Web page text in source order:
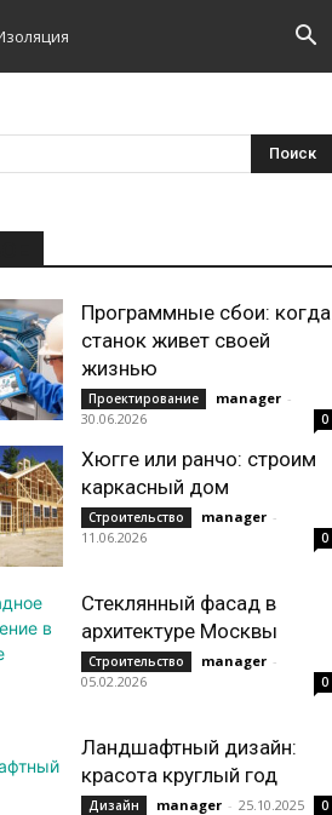
Программные сбои: когда
станок живет своей
жизнью
Проектирование manager -
30.06.2026
0
Хюгге или ранчо: строим
каркасный дом
Строительство manager -
11.06.2026
0
Стеклянный фасад в
архитектуре Москвы
Строительство manager -
05.02.2026
0
Ландшафтный дизайн:
красота круглый год
Дизайн manager - 25.10.2025 0